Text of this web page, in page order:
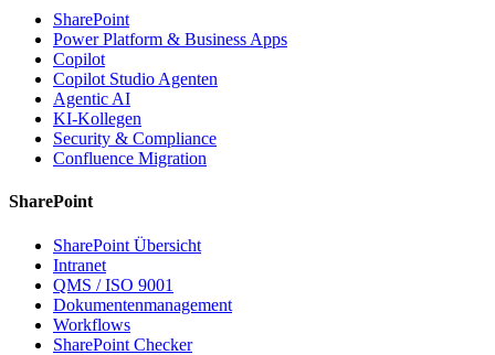
SharePoint
Power Platform & Business Apps
Copilot
Copilot Studio Agenten
Agentic AI
KI-Kollegen
Security & Compliance
Confluence Migration
SharePoint
SharePoint Übersicht
Intranet
QMS / ISO 9001
Dokumentenmanagement
Workflows
SharePoint Checker